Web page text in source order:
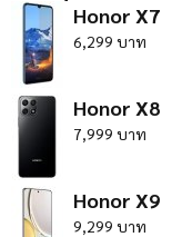
Honor X7
6,299 บาท
Honor X8
7,999 บาท
Honor X9
9,299 บาท